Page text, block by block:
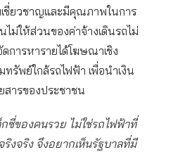
ชี่ยวชาญและมีคุณภาพในการ
ม่ให้ส่วนของค่าจ้างเดินรถไม่
การหารายได้โฆษณาเชิง
พย์ใกล้รถไฟฟ้า เพื่อนำเงิน
สารของประชาชน
ซี่ของคนรวย ไม่ใช่รถไฟฟ้าที่
งจริง จึงอยากเห็นรัฐบาลที่มี